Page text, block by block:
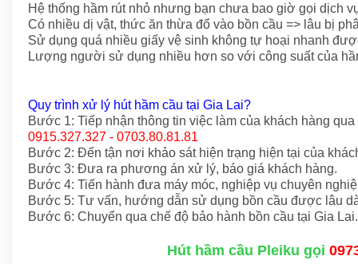
Hệ thống hầm rút nhỏ nhưng bạn chưa bao giờ gọi dịch
Có nhiều dị vật, thức ăn thừa đổ vào bồn cầu => lâu bị
Sử dụng quá nhiều giấy vệ sinh không tự hoại nhanh
Lượng người sử dụng nhiều hơn so với công suất của
Quy trình xử lý hút hầm cầu tại Gia Lai?
Bước 1: Tiếp nhận thông tin việc làm của khách hàng
0915.327.327 - 0703.80.81.81
Bước 2: Đến tận nơi khảo sát hiện trạng hiện tại của
Bước 3: Đưa ra phương án xử lý, báo giá khách hàng.
Bước 4: Tiến hành đưa máy móc, nghiệp vụ chuyên
Bước 5: Tư vấn, hướng dẫn sử dụng bồn cầu được lâu
Bước 6: Chuyển qua chế độ bảo hành bồn cầu tại Gia Lai.
Hút hầm cầu Pleiku gọi